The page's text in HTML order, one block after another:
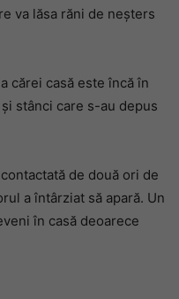
va lăsa răni de neșters
cărei casă este încă în
stânci care s-au depus
de două ori de
a întârziat să apară. Un
în casă deoarece